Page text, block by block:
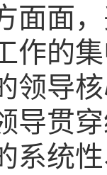
面面
作的
领导
导贯
系统